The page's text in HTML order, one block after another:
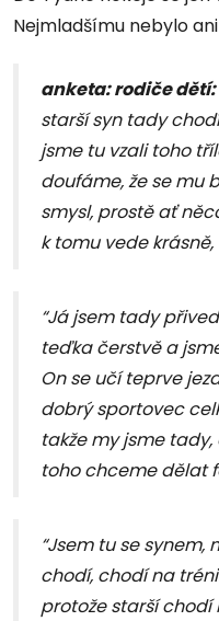
Nejmladšímu nebylo
anketa: rodiče dětí:
starší syn tady
jsme tu vzali toho
doufáme, že se mu
smysl, prostě ať
k tomu vede
“Já jsem tady
teďka čerstvě a
On se učí teprve
dobrý sportovec
takže my jsme
toho chceme dělat
“Jsem tu se synem,
chodí, chodí na
protože starší chodí